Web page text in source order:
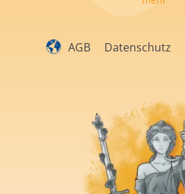
AGB Datenschutz